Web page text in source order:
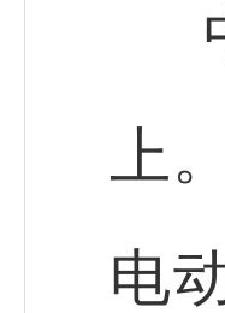
上
电